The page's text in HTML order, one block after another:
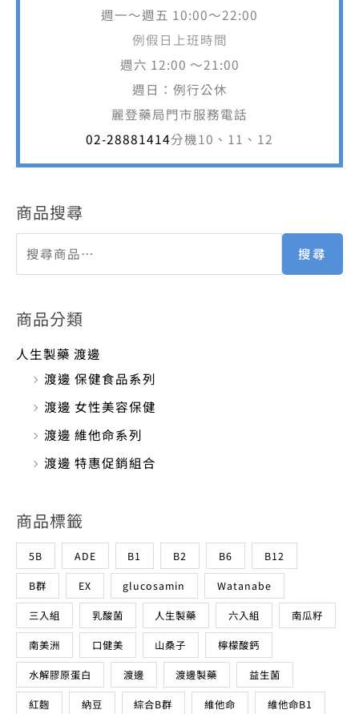
週一～週五 10:00～22:00
例假日上班時間
週六 12:00 ～21:00
週日：例行公休
麗登藥局門市服務電話
02-28881414分機10、11、12
商品搜尋
搜尋
商品分類
人生製藥 渡邊
渡邊 保健食品系列
渡邊 女性美容保健
渡邊 維他命系列
渡邊 特惠促銷組合
商品標籤
5B ADE B1 B2 B6 B12
B群 EX glucosamin Watanabe
三入組 乳酸菌 人生製藥 六入組 南瓜籽
南美洲 口健美 山桑子 檸檬酸鈣
水解膠原蛋白 渡邊 渡邊製藥 益生菌
紅麴 納豆 綜合B群 維他命 維他命B1